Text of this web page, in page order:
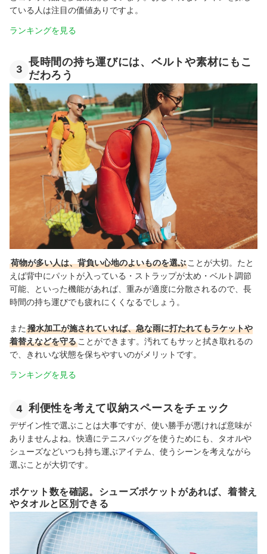
ている人は注目の価値ありですよ。
ランキングを見る
3
長時間の持ち運びには、ベルトや素材にもこ
だわろう
荷物が多い人は、背負い心地のよいものを選ぶ ことが大切。たと
えば背中にパットが入っている・ストラップが太め・ベルト調節
可能、といった機能があれば、重みが適度に分散されるので、長
時間の持ち運びでも疲れにくくなるでしょう。
また 撥水加工が施されていれば、急な雨に打たれてもラケットや
着替えなどを守る ことができます。汚れてもサッと拭き取れるの
で、きれいな状態を保ちやすいのがメリットです。
ランキングを見る
4 利便性を考えて収納スペースをチェック
デザイン性で選ぶことは大事ですが、使い勝手が悪ければ意味が
ありませんよね。快適にテニスバッグを使うためにも、タオルや
シューズなどいつも持ち運ぶアイテム、使うシーンを考えながら
選ぶことが大切です。
ポケット数を確認。シューズポケットがあれば、着替え
やタオルと区別できる